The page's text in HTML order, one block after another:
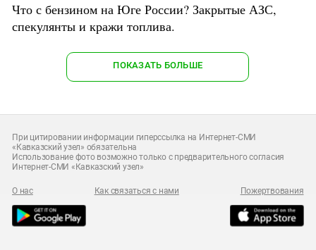
Что с бензином на Юге России? Закрытые АЗС,
спекулянты и кражи топлива.
ПОКАЗАТЬ БОЛЬШЕ
При цитировании информации гиперссылка на Интернет-СМИ
«Кавказский узел» обязательна
Использование фото возможно только с предварительного согласия
Интернет-СМИ «Кавказский узел»
О нас Как связаться с нами Пожертвования